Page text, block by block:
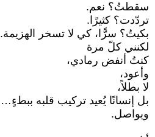
سقطتُ؟ نعم.
تردّدت؟ كثيرًا.
بكيتُ؟ سرًّا، كي لا تسخر الهزيمة.
لكنني كلّ مرة
كنتُ أنفض رمادي،
وأعود،
لا بطلاً،
بل إنسانًا يُعيد تركيب قلبه ببطءٍ…
ويواصل.